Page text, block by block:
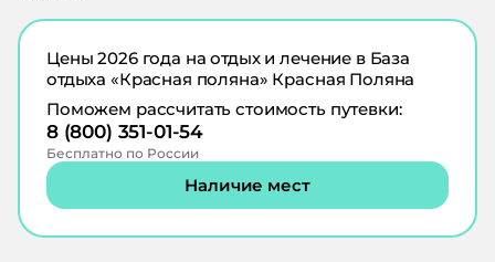
Цены2026года на отдых и лечение в База
отдыха «Красная поляна» Красная Поляна
Поможем рассчитать стоимость путевки:
8 (800) 351-01-54
Бесплатно по России
Наличие мест